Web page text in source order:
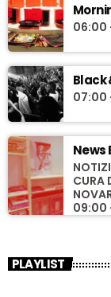
06:00
Black
07:00
News
CURA
09:00
PLAYLIST